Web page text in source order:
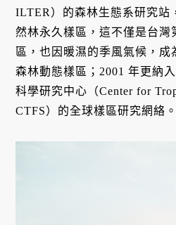
ILTER）的森林生態系研究站
然林永久樣區，這不僅是台灣
區，也因暖濕的季風氣候，成
森林動態樣區；2001 年更納入
科學研究中心（Center for
CTFS）的全球樣區研究網絡。